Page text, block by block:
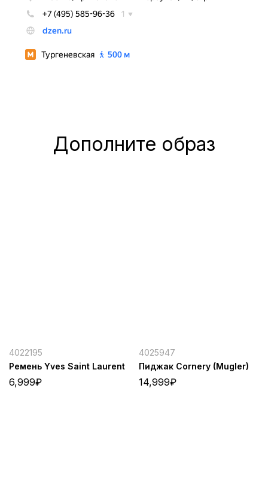
Дополните образ
4022195
Ремень Yves Saint Laurent
6,999₽
4025947
Пиджак Cornery (Mugler)
14,999₽